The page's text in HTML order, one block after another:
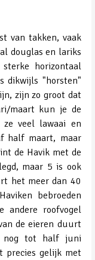
van takken, vaak
douglas en lariks
horizontaal
dikwijls "horsten"
zijn zo groot dat
maart kun je de
ze veel lawaai en
half maart, maar
de Havik met de
maar 5 is ook
het meer dan 40
bebroeden
andere roofvogel
de eieren duurt
nog tot half juni
precies gelijk met